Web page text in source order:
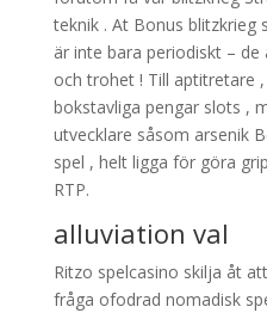
teknik . At Bonus blitzkrieg
är inte bara periodiskt –
och trohet ! Till aptitretare
bokstavliga pengar slots ,
utvecklare såsom arsenik
spel , helt ligga för göra
RTP.
alluviation val
Ritzo spelcasino skilja åt
fråga ofodrad nomadisk